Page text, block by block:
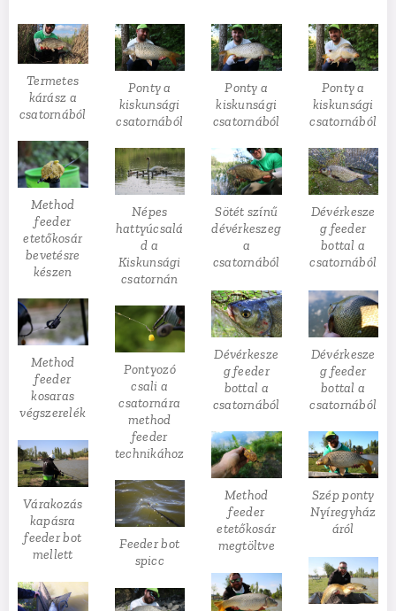
Termetes
kárász a
csatornából
Ponty a
kiskunsági
csatornából
Ponty a
kiskunsági
csatornából
Ponty a
kiskunsági
csatornából
Method
feeder
etetőkosár
bevetésre
készen
Népes
hattyúcsalá
d a
Kiskunsági
csatornán
Sötét színű
dévérkeszeg
a
csatornából
Dévérkesze
g feeder
bottal a
csatornából
Dévérkesze
g feeder
bottal a
csatornából
Dévérkesze
g feeder
bottal a
csatornából
Method
feeder
kosaras
végszerelék
Pontyozó
csali a
csatornára
method
feeder
technikához
Method
feeder
etetőkosár
megtöltve
Szép ponty
Nyíregyház
áról
Várakozás
kapásra
feeder bot
mellett
Feeder bot
spicc